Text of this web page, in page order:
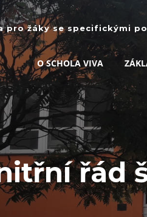
pro žáky se specifickými
O SCHOLA VIVA
řád